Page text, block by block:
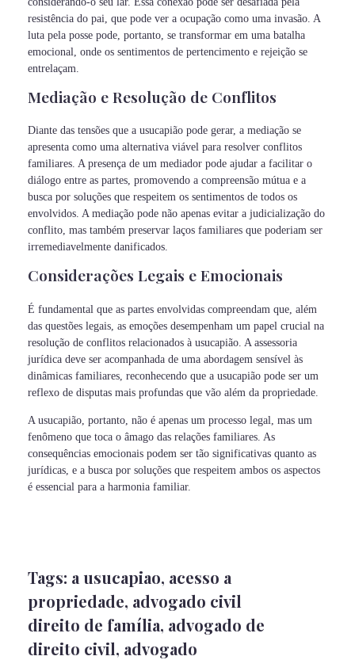
resistência do pai, que pode ver a ocupação como uma invasão. A
luta pela posse pode, portanto, se transformar em uma batalha
emocional, onde os sentimentos de pertencimento e rejeição se
entrelaçam.
Mediação e Resolução de Conflitos
Diante das tensões que a usucapião pode gerar, a mediação se
apresenta como uma alternativa viável para resolver conflitos
familiares. A presença de um mediador pode ajudar a facilitar o
diálogo entre as partes, promovendo a compreensão mútua e a
busca por soluções que respeitem os sentimentos de todos os
envolvidos. A mediação pode não apenas evitar a judicialização do
conflito, mas também preservar laços familiares que poderiam ser
irremediavelmente danificados.
Considerações Legais e Emocionais
É fundamental que as partes envolvidas compreendam que, além
das questões legais, as emoções desempenham um papel crucial na
resolução de conflitos relacionados à usucapião. A assessoria
jurídica deve ser acompanhada de uma abordagem sensível às
dinâmicas familiares, reconhecendo que a usucapião pode ser um
reflexo de disputas mais profundas que vão além da propriedade.
A usucapião, portanto, não é apenas um processo legal, mas um
fenômeno que toca o âmago das relações familiares. As
consequências emocionais podem ser tão significativas quanto as
jurídicas, e a busca por soluções que respeitem ambos os aspectos
é essencial para a harmonia familiar.
Tags: a usucapiao, acesso a
propriedade, advogado civil
direito de família, advogado de
direito civil, advogado